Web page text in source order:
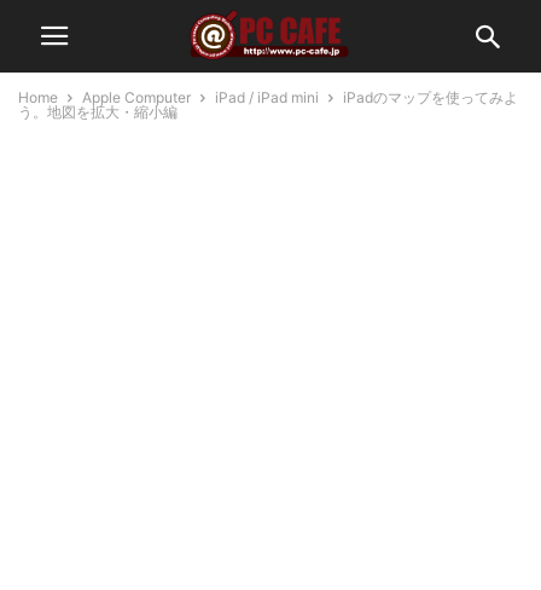
Home Apple Computer iPad / iPad mini
iPadのマップを使ってみよ
う。地図を拡大・縮小編